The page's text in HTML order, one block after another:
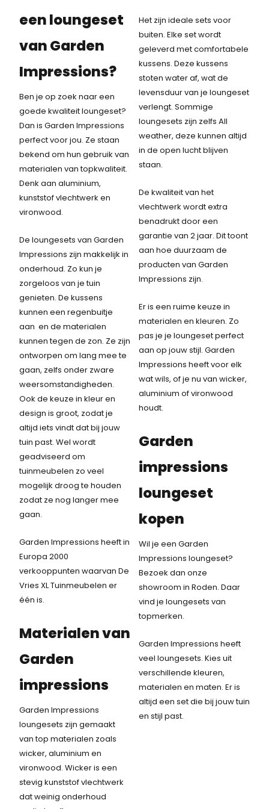
een loungeset
van Garden
Impressions?
Ben je op zoek naar een
goede kwaliteit loungeset?
Dan is Garden Impressions
perfect voor jou. Ze staan
bekend om hun gebruik van
materialen van topkwaliteit.
Denk aan aluminium,
kunststof vlechtwerk en
vironwood.
De loungesets van Garden
Impressions zijn makkelijk in
onderhoud. Zo kun je
zorgeloos van je tuin
genieten. De kussens
kunnen een regenbuitje
aan en de materialen
kunnen tegen de zon. Ze zijn
ontworpen om lang mee te
gaan, zelfs onder zware
weersomstandigheden.
Ook de keuze in kleur en
design is groot, zodat je
altijd iets vindt dat bij jouw
tuin past. Wel wordt
geadviseerd om
tuinmeubelen zo veel
mogelijk droog te houden
zodat ze nog langer mee
gaan.
Garden Impressions heeft in
Europa 2000
verkooppunten waarvan De
Vries XL Tuinmeubelen er
één is.
Materialen van
Garden
impressions
Garden Impressions
loungesets zijn gemaakt
van top materialen zoals
wicker, aluminium en
vironwood. Wicker is een
stevig kunststof vlechtwerk
dat weinig onderhoud
Het zijn ideale sets voor
buiten. Elke set wordt
geleverd met comfortabele
kussens. Deze kussens
stoten water af, wat de
levensduur van je loungeset
verlengt. Sommige
loungesets zijn zelfs All
weather, deze kunnen altijd
in de open lucht blijven
staan.
De kwaliteit van het
vlechtwerk wordt extra
benadrukt door een
garantie van 2 jaar. Dit toont
aan hoe duurzaam de
producten van Garden
Impressions zijn.
Er is een ruime keuze in
materialen en kleuren. Zo
pas je je loungeset perfect
aan op jouw stijl. Garden
Impressions heeft voor elk
wat wils, of je nu van wicker,
aluminium of vironwood
houdt.
Garden
impressions
loungeset
kopen
Wil je een Garden
Impressions loungeset?
Bezoek dan onze
showroom in Roden. Daar
vind je loungesets van
topmerken.
Garden Impressions heeft
veel loungesets. Kies uit
verschillende kleuren,
materialen en maten. Er is
altijd een set die bij jouw tuin
en stijl past.